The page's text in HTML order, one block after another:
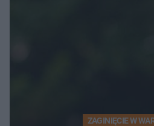
ZAGINIĘCIE W